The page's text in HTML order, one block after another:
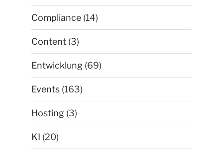
Compliance (14)
Content (3)
Entwicklung (69)
Events (163)
Hosting (3)
KI (20)